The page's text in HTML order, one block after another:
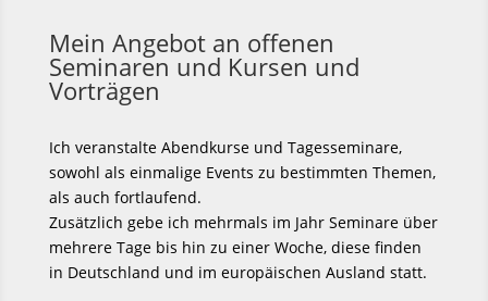
Mein Angebot an offenen
Seminaren und Kursen und
Vorträgen
Ich veranstalte Abendkurse und Tagesseminare,
sowohl als einmalige Events zu bestimmten Themen,
als auch fortlaufend.
Zusätzlich gebe ich mehrmals im Jahr Seminare über
mehrere Tage bis hin zu einer Woche, diese finden
in Deutschland und im europäischen Ausland statt.